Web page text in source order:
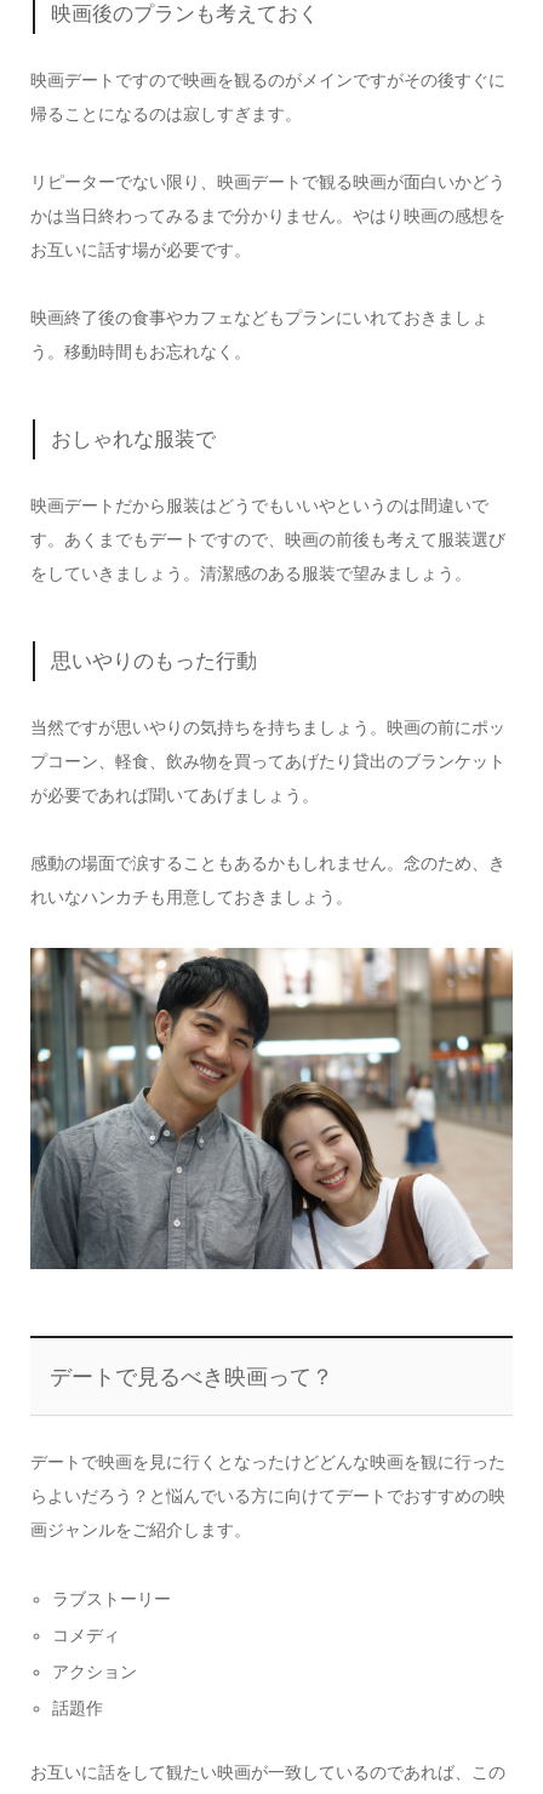
映画後のプランも考えておく
映画デートですので映画を観るのがメインですがその後すぐに
帰ることになるのは寂しすぎます。
リピーターでない限り、映画デートで観る映画が面白いかどう
かは当日終わってみるまで分かりません。やはり映画の感想を
お互いに話す場が必要です。
映画終了後の食事やカフェなどもプランにいれておきましょ
う。移動時間もお忘れなく。
おしゃれな服装で
映画デートだから服装はどうでもいいやというのは間違いで
す。あくまでもデートですので、映画の前後も考えて服装選び
をしていきましょう。清潔感のある服装で望みましょう。
思いやりのもった行動
当然ですが思いやりの気持ちを持ちましょう。映画の前にポッ
プコーン、軽食、飲み物を買ってあげたり貸出のブランケット
が必要であれば聞いてあげましょう。
感動の場面で涙することもあるかもしれません。念のため、き
れいなハンカチも用意しておきましょう。
デートで見るべき映画って？
デートで映画を見に行くとなったけどどんな映画を観に行った
らよいだろう？と悩んでいる方に向けてデートでおすすめの映
画ジャンルをご紹介します。
ラブストーリー
コメディ
アクション
話題作
お互いに話をして観たい映画が一致しているのであれば、この